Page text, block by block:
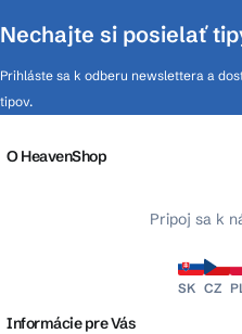
Nechajte si posielať
Prihláste sa k odberu newslettera a
tipov.
O HeavenShop
Pripoj sa k
SK CZ
Informácie pre Vás